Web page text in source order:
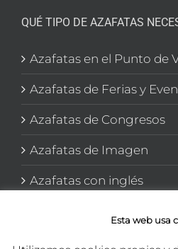
QUÉ TIPO DE AZAFATAS
Azafatas en el Punto de
Azafatas de Ferias y
Azafatas de Congresos
Azafatas de Imagen
Azafatas con inglés
Esta web usa